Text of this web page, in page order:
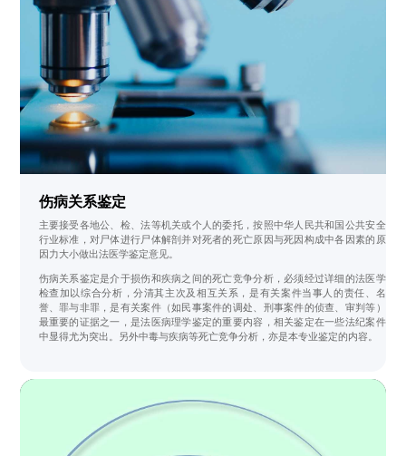
伤病关系鉴定
主要接受各地公、检、法等机关或个人的委托，按照中华人民共和国公共安全
行业标准，对尸体进行尸体解剖并对死者的死亡原因与死因构成中各因素的原
因力大小做出法医学鉴定意见。
伤病关系鉴定是介于损伤和疾病之间的死亡竞争分析，必须经过详细的法医学
检查加以综合分析，分清其主次及相互关系，是有关案件当事人的责任、名
誉、罪与非罪，是有关案件（如民事案件的调处、刑事案件的侦查、审判等）
最重要的证据之一，是法医病理学鉴定的重要内容，相关鉴定在一些法纪案件
中显得尤为突出。另外中毒与疾病等死亡竞争分析，亦是本专业鉴定的内容。